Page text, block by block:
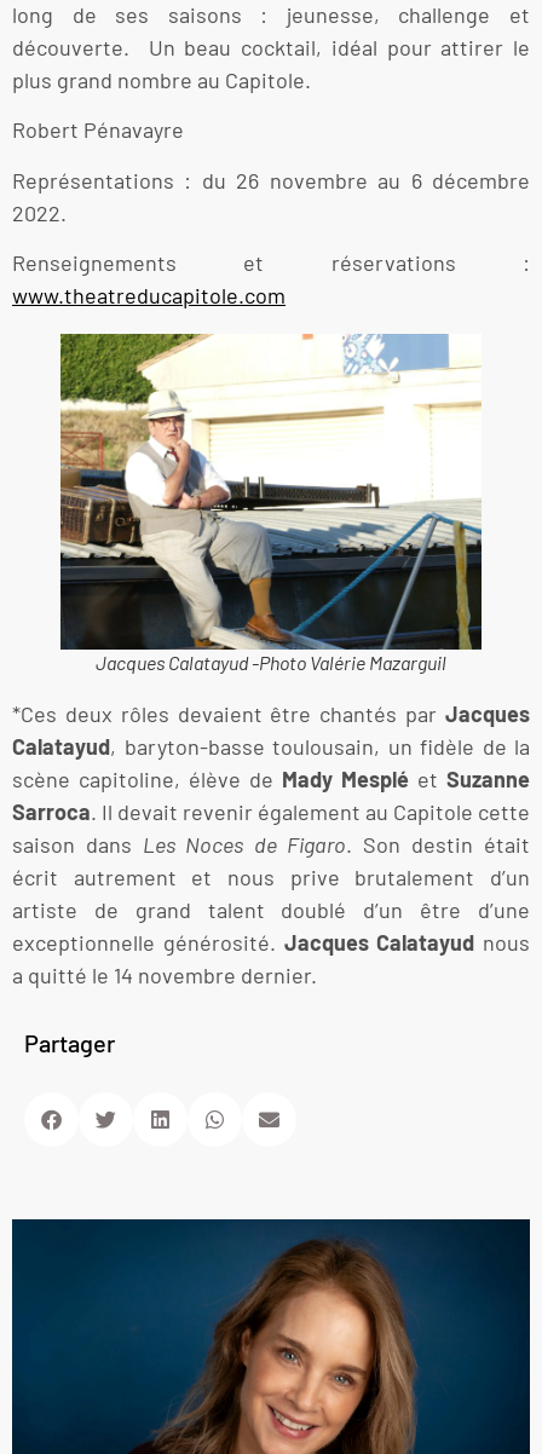
long de ses saisons : jeunesse, challenge et
découverte. Un beau cocktail, idéal pour attirer le
plus grand nombre au Capitole.
Robert Pénavayre
Représentations : du 26 novembre au 6 décembre
2022.
Renseignements et réservations :
www.theatreducapitole.com
Jacques Calatayud -Photo Valérie Mazarguil
*Ces deux rôles devaient être chantés par Jacques
Calatayud, baryton-basse toulousain, un fidèle de la
scène capitoline, élève de Mady Mesplé et Suzanne
Sarroca. Il devait revenir également au Capitole cette
saison dans Les Noces de Figaro. Son destin était
écrit autrement et nous prive brutalement d’un
artiste de grand talent doublé d’un être d’une
exceptionnelle générosité. Jacques Calatayud nous
a quitté le 14 novembre dernier.
Partager